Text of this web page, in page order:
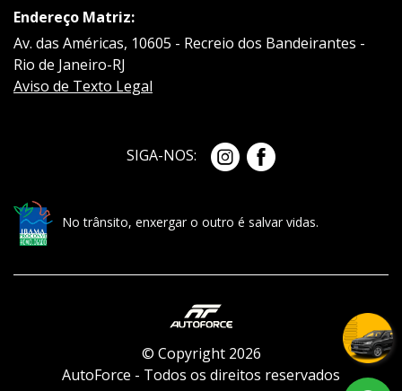
Endereço Matriz:
Av. das Américas, 10605 - Recreio dos Bandeirantes -
Rio de Janeiro-RJ
Aviso de Texto Legal
SIGA-NOS:
No trânsito, enxergar o outro é salvar vidas.
© Copyright 2026
AutoForce - Todos os direitos reservados